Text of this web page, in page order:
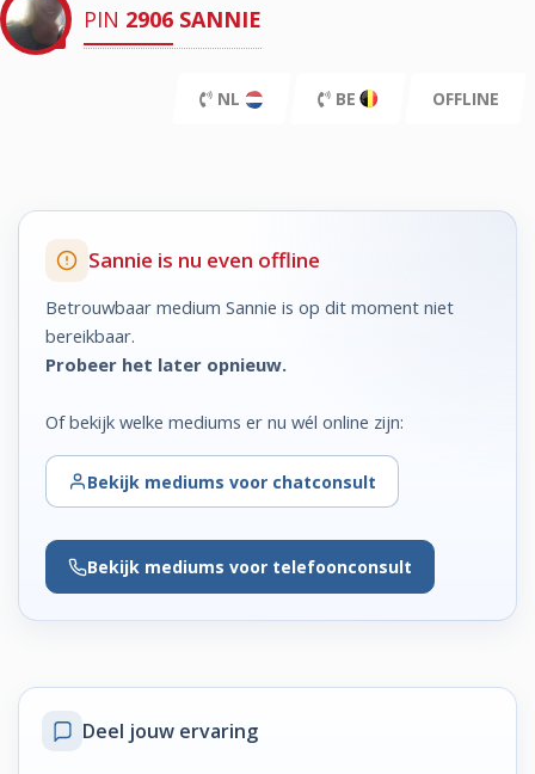
PIN 2906 SANNIE
NL BE OFFLINE
Sannie is nu even offline
Betrouwbaar medium Sannie is op dit moment niet
bereikbaar.
Probeer het later opnieuw.
Of bekijk welke mediums er nu wél online zijn:
Bekijk mediums voor chatconsult
Bekijk mediums voor telefoonconsult
Deel jouw ervaring